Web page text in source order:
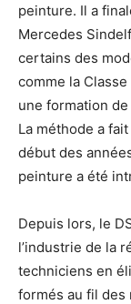
peinture. Il a
Mercedes
certains des
comme la
une formation
La méthode a
début des
peinture a été
Depuis lors, le
l’industrie de la
techniciens en
formés au fil des